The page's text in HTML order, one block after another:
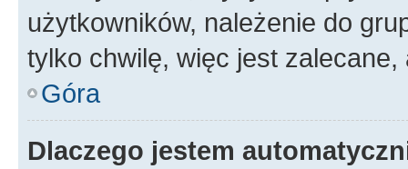
użytkowników, należenie do
tylko chwilę, więc jest zalecane,
Góra
Dlaczego jestem